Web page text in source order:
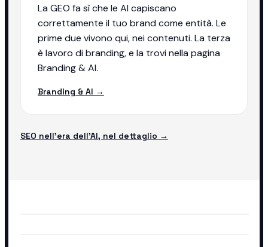
La GEO fa sì che le AI capiscano
correttamente il tuo brand come entità. Le
prime due vivono qui, nei contenuti. La terza
è lavoro di branding, e la trovi nella pagina
Branding & AI.
Branding & AI →
SEO nell'era dell'AI, nel dettaglio →